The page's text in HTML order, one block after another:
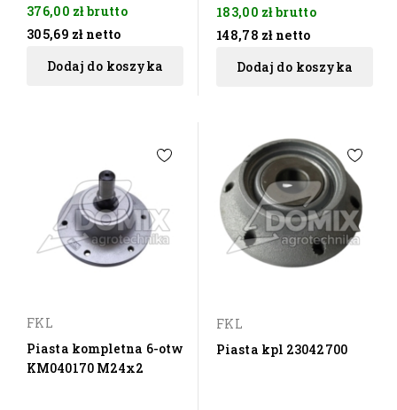
376,00 złbrutto
305,69 zł netto
Dodaj do koszyka
183,00 złbrutto
148,78 zł netto
Dodaj do koszyka
FKL
Piasta kompletna 6-otw
KM040170 M24x2
FKL
Piasta kpl 23042700